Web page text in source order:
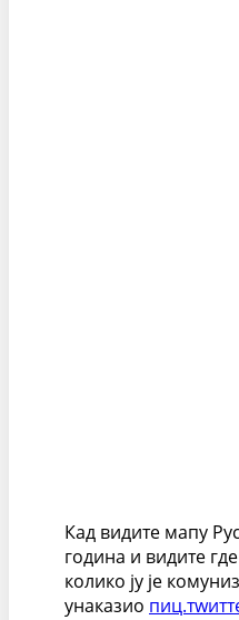
Кад видите мапу
година и видите
колико ју је
унаказио